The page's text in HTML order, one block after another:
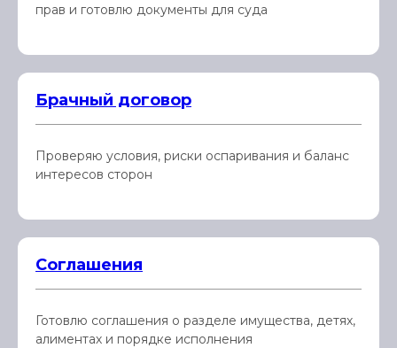
прав и готовлю документы для суда
Брачный договор
Проверяю условия, риски оспаривания и баланс
интересов сторон
Соглашения
Готовлю соглашения о разделе имущества, детях,
алиментах и порядке исполнения